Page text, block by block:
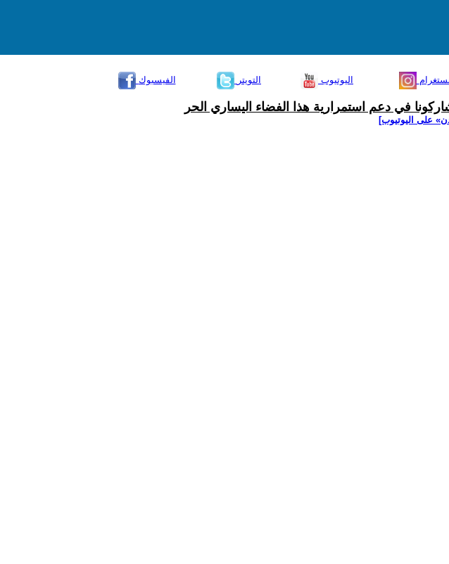
الفيسبوك
التويتر اليوتيوب
في دعم استمرارية هذا الفضاء اليساري الحر
على اليوتيوب]